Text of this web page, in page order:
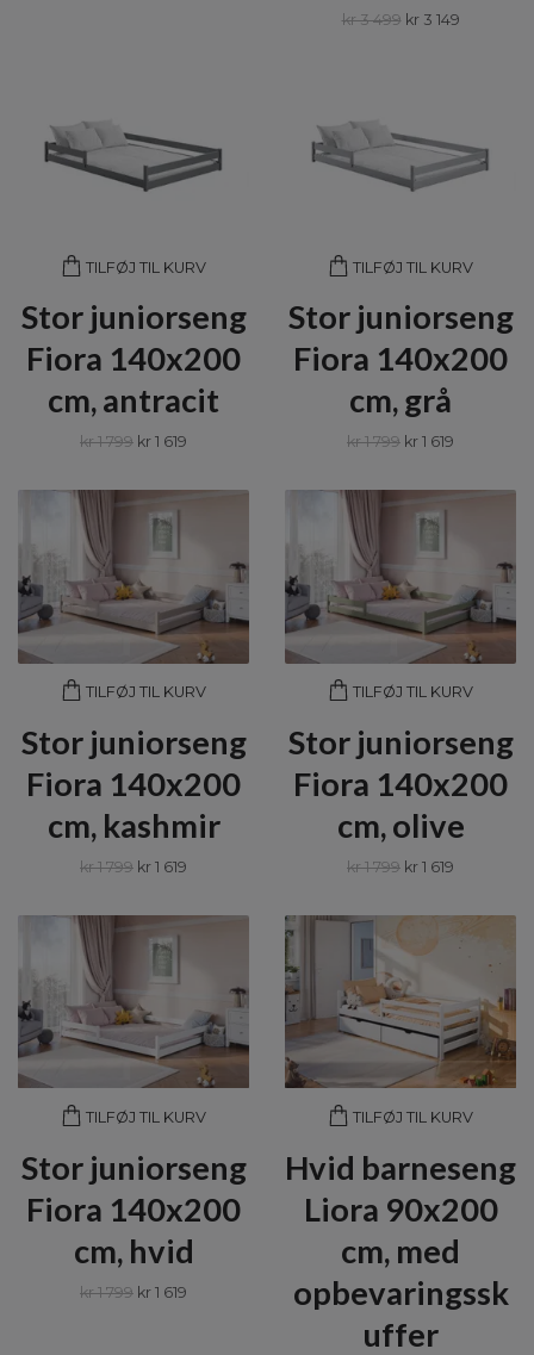
kr 3 499 kr 3 149
TILFØJ TIL KURV
Stor juniorseng
Fiora 140x200
cm, antracit
kr 1 799 kr 1 619
TILFØJ TIL KURV
Stor juniorseng
Fiora 140x200
cm, grå
kr 1 799 kr 1 619
TILFØJ TIL KURV
Stor juniorseng
Fiora 140x200
cm, kashmir
kr 1 799 kr 1 619
TILFØJ TIL KURV
Stor juniorseng
Fiora 140x200
cm, olive
kr 1 799 kr 1 619
TILFØJ TIL KURV
Stor juniorseng
Fiora 140x200
cm, hvid
kr 1 799 kr 1 619
TILFØJ TIL KURV
Hvid barneseng
Liora 90x200
cm, med
opbevaringssk
uffer